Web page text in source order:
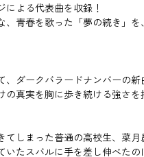
よる代表曲を収録！
青春を歌った「夢の続き」
ダークバラードナンバーの新
真実を胸に歩き続ける強さ
しまった普通の高校生、菜月
たスバルに手を差し伸べた